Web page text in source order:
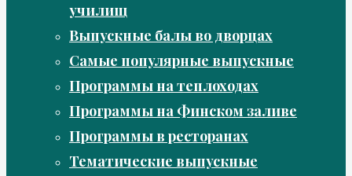
училищ
Выпускные балы во дворцах
Самые популярные выпускные
Программы на теплоходах
Программы на Финском заливе
Программы в ресторанах
Тематические выпускные